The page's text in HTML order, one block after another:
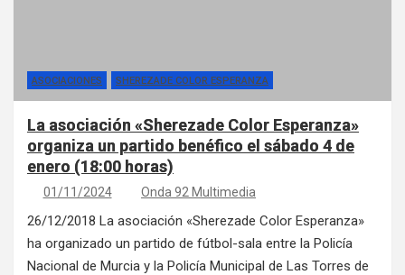
ASOCIACIONES SHEREZADE COLOR ESPERANZA
La asociación «Sherezade Color Esperanza»
organiza un partido benéfico el sábado 4 de
enero (18:00 horas)
01/11/2024 Onda 92 Multimedia
26/12/2018 La asociación «Sherezade Color Esperanza»
ha organizado un partido de fútbol-sala entre la Policía
Nacional de Murcia y la Policía Municipal de Las Torres de